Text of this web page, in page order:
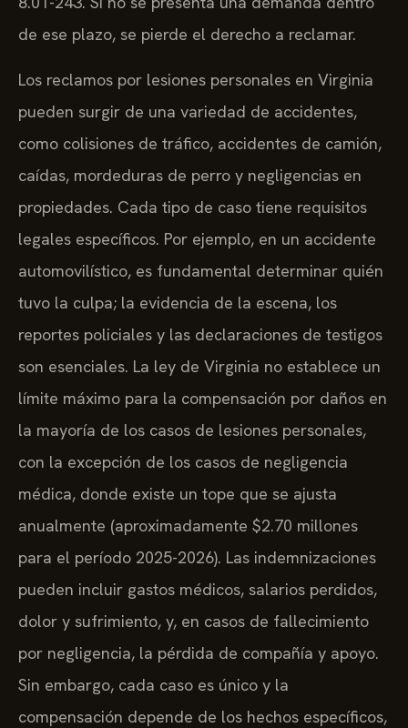
de ese plazo, se pierde el derecho a reclamar.
Los reclamos por lesiones personales en Virginia
pueden surgir de una variedad de accidentes,
como colisiones de tráfico, accidentes de camión,
caídas, mordeduras de perro y negligencias en
propiedades. Cada tipo de caso tiene requisitos
legales específicos. Por ejemplo, en un accidente
automovilístico, es fundamental determinar quién
tuvo la culpa; la evidencia de la escena, los
reportes policiales y las declaraciones de testigos
son esenciales. La ley de Virginia no establece un
límite máximo para la compensación por daños en
la mayoría de los casos de lesiones personales,
con la excepción de los casos de negligencia
médica, donde existe un tope que se ajusta
anualmente (aproximadamente $2.70 millones
para el período 2025-2026). Las indemnizaciones
pueden incluir gastos médicos, salarios perdidos,
dolor y sufrimiento, y, en casos de fallecimiento
por negligencia, la pérdida de compañía y apoyo.
Sin embargo, cada caso es único y la
compensación depende de los hechos específicos,